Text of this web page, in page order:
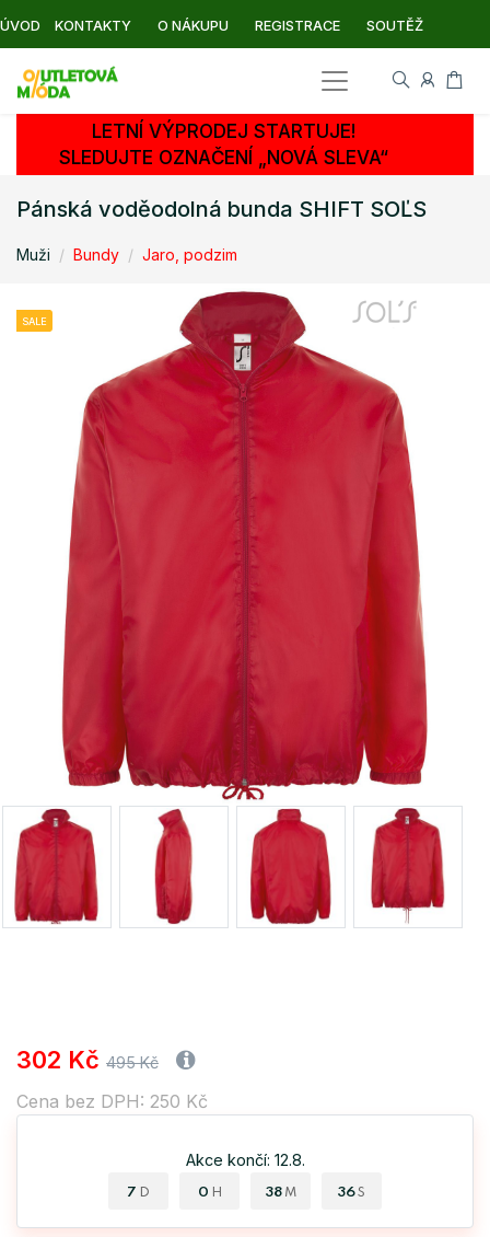
ÚVOD KONTAKTY O NÁKUPU REGISTRACE SOUTĚŽ
LETNÍ VÝPRODEJ STARTUJE!
SLEDUJTE OZNAČENÍ „NOVÁ SLEVA“
Pánská voděodolná bunda SHIFT SOĽS
Muži Bundy Jaro, podzim
SALE
302 Kč 495 Kč
Cena bez DPH: 250 Kč
Akce končí: 12.8.
7 D 0 H 38 M 35 S